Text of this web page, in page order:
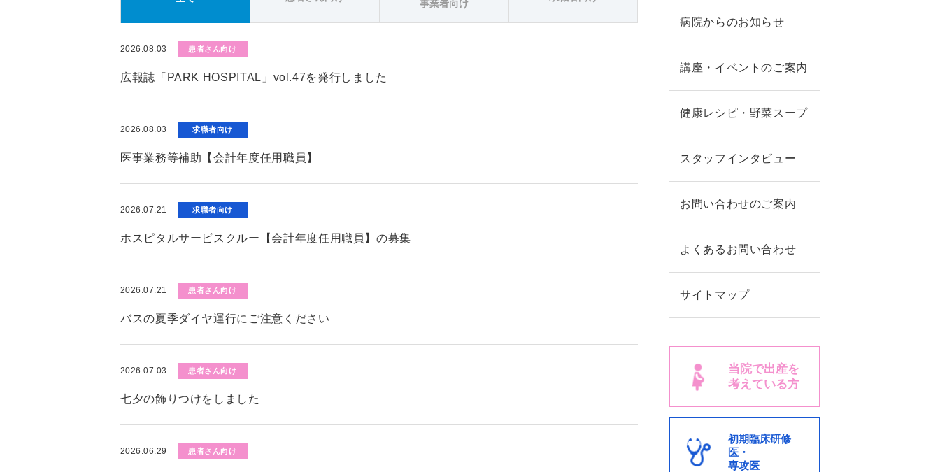
事業者向け
2026.08.03 患者さん向け
広報誌「PARK HOSPITAL」vol.47を発行しました
2026.08.03 求職者向け
医事業務等補助【会計年度任用職員】
2026.07.21 求職者向け
ホスピタルサービスクルー【会計年度任用職員】の募集
2026.07.21 患者さん向け
バスの夏季ダイヤ運行にご注意ください
2026.07.03 患者さん向け
七夕の飾りつけをしました
2026.06.29 患者さん向け
病院からのお知らせ
講座・イベントのご案内
健康レシピ・野菜スープ
スタッフインタビュー
お問い合わせのご案内
よくあるお問い合わせ
サイトマップ
当院で出産を
考えている方
初期臨床研修
医・
専攻医